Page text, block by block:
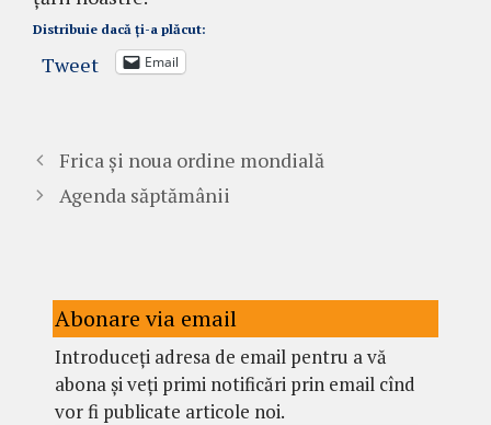
Distribuie dacă ți-a plăcut:
Tweet Email
Frica și noua ordine mondială
Agenda săptămânii
Abonare via email
Introduceți adresa de email pentru a vă
abona și veți primi notificări prin email cînd
vor fi publicate articole noi.